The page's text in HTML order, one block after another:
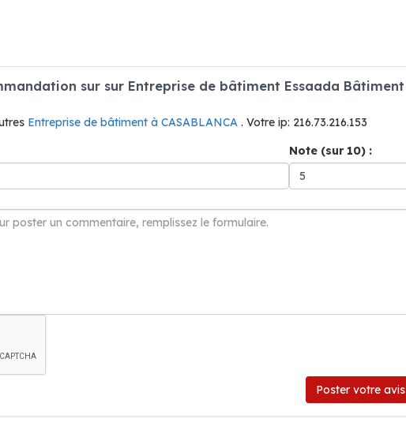
sur sur Entreprise de bâtiment Essaada Bâtiment
Entreprise de bâtiment à CASABLANCA . Votre ip: 216.73.216.153
Note (sur 10) :
Poster votre avis